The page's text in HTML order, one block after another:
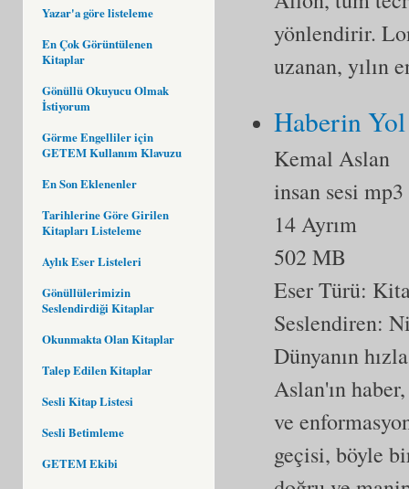
Yazar'a göre listeleme
En Çok Görüntülenen
Kitaplar
Gönüllü Okuyucu Olmak
İstiyorum
Görme Engelliler için
GETEM Kullanım Klavuzu
En Son Eklenenler
Tarihlerine Göre Girilen
Kitapları Listeleme
Aylık Eser Listeleri
Gönüllülerimizin
Seslendirdiği Kitaplar
Okunmakta Olan Kitaplar
Talep Edilen Kitaplar
Sesli Kitap Listesi
Sesli Betimleme
GETEM Ekibi
yönlendirir.
uzanan, yılın
Haberin Yol
Kemal Aslan
insan sesi mp3
14 Ayrım
502 MB
Eser Türü:
Seslendiren:
Dünyanın
Aslan'ın
ve
geçisi, böyle